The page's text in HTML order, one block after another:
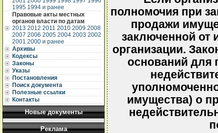
1995 1994 и ранее
Правовые акты местных
органов власти по датам
2013 2012 2011 2010 2009 2008
2007 2006 2005 2004 2003 2002
2001 2000 и ранее
Архивы
Кодексы
Законы
Указы
Постановления
Поиск документа
Полезные ссылки
Контакты
Новые документы
Реклама
полномочия при
продажи
заключенной от
организации.
оснований для
имущества) о